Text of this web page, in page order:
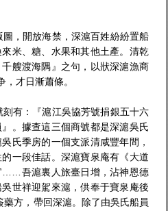
，開放海禁，深滬百姓紛紛置船
米、糖、水果和其他土產。清乾
艘渡海隅』之句，以狀深滬漁商
才日漸蕭條。
有：『滬江吳協芳號捐銀五十六
。據查這三個商號都是深滬吳氏
氏季房的一個支派清咸豐年間，
一段佳話。深滬寶泉庵有《大道
……吾滬裏人旅臺日增，沾神恩德
世祥迎駕來滬，供奉于寶泉庵後
方，帶回深滬。除了由吳氏船員